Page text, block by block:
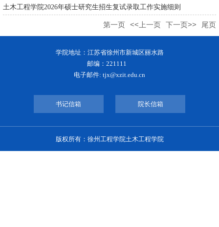
土木工程学院2026年硕士研究生招生复试录取工作实施细则
第一页 <<上一页 下一页>> 尾页
学院地址：江苏省徐州市新城区丽水路
邮编：221111
电子邮件: tjx@xzit.edu.cn
书记信箱 院长信箱
版权所有：徐州工程学院土木工程学院